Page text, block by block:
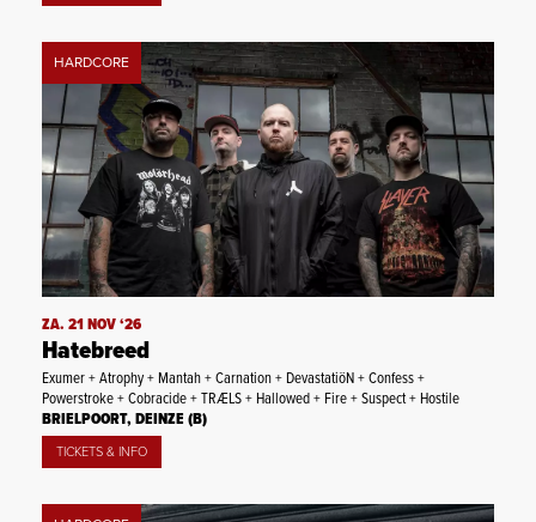
HARDCORE
ZA. 21 NOV ‘26
Hatebreed
Exumer + Atrophy + Mantah + Carnation + DevastatiöN + Confess +
Powerstroke + Cobracide + TRÆLS + Hallowed + Fire + Suspect + Hostile
BRIELPOORT, DEINZE (B)
TICKETS & INFO